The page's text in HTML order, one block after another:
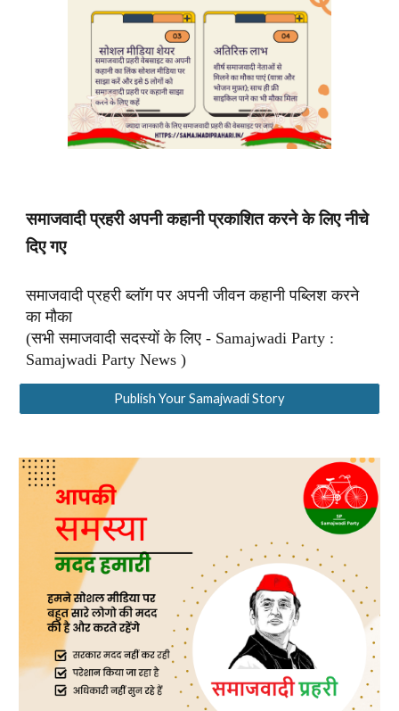
समाजवादी प्रहरी अपनी कहानी प्रकाशित करने के लिए नीचे
दिए गए
समाजवादी प्रहरी ब्लॉग पर अपनी जीवन कहानी पब्लिश करने
का मौका
(सभी समाजवादी सदस्यों के लिए - Samajwadi Party :
Samajwadi Party News )
Publish Your Samajwadi Story